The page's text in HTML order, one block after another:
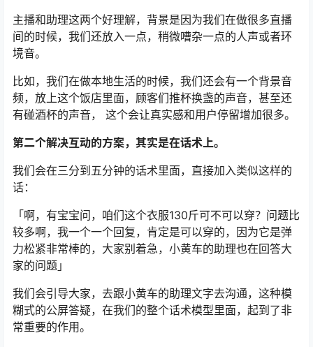
主播和助理这两个好理解，背景是因为我们在做很多直播
间的时候，我们还放入一点，稍微嘈杂一点的人声或者环
境音。
比如，我们在做本地生活的时候，我们还会有一个背景音
频，放上这个饭店里面，顾客们推杯换盏的声音，甚至还
有碰酒杯的声音， 这个会让真实感和用户停留增加很多。
第二个解决互动的方案，其实是在话术上。
我们会在三分到五分钟的话术里面，直接加入类似这样的
话：
「啊，有宝宝问，咱们这个衣服130斤可不可以穿？问题比
较多啊，我一个一个回复，肯定是可以穿的，因为它是弹
力松紧非常棒的，大家别着急，小黄车的助理也在回答大
家的问题」
我们会引导大家，去跟小黄车的助理文字去沟通，这种模
糊式的公屏答疑，在我们的整个话术模型里面，起到了非
常重要的作用。